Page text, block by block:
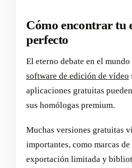
Cómo encontrar tu
perfecto
El eterno debate en el
software de edición de vídeo
aplicaciones gratuitas
sus homólogas premium.
Muchas versiones gratuitas
importantes, como marcas
exportación limitada y